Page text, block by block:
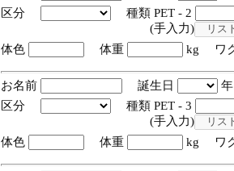
区分
種類 PET - 2
(手入力)
体色
体重 kg ワ
お名前 誕生日
区分
種類 PET - 3
(手入力)
体色
体重 kg ワ